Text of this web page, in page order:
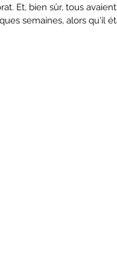
Et, bien sûr, tous
semaines, alors qu'il